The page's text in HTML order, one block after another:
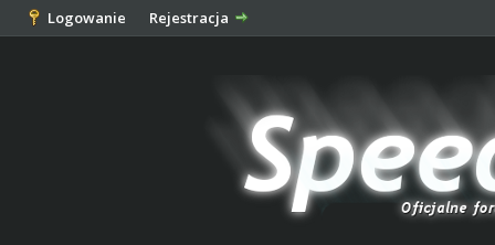
Logowanie Rejestracja